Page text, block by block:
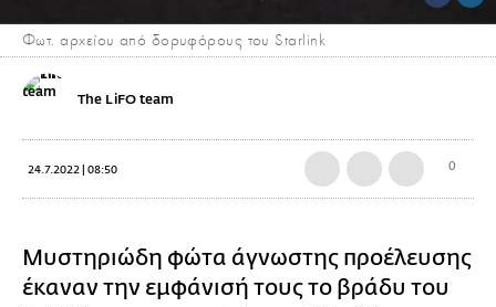
Φωτ. αρχείου από δορυφόρους του Starlink
The LiFO team
24.7.2022 | 08:50 0
Μυστηριώδη φώτα άγνωστης προέλευσης
έκαναν την εμφάνισή τους το βράδυ του